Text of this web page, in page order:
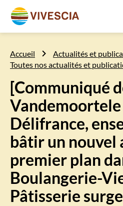
Accueil
Actualités et
Toutes nos actualités et
[Communiqué
Délifrance,
bâtir un nouvel
premier plan
Boulangerie-
Pâtisserie